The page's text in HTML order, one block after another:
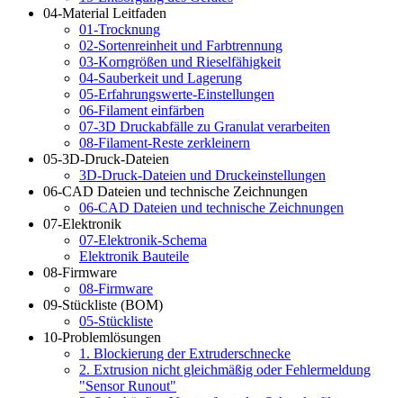
04-Material Leitfaden
01-Trocknung
02-Sortenreinheit und Farbtrennung
03-Korngrößen und Rieselfähigkeit
04-Sauberkeit und Lagerung
05-Erfahrungswerte-Einstellungen
06-Filament einfärben
07-3D Druckabfälle zu Granulat verarbeiten
08-Filament-Reste zerkleinern
05-3D-Druck-Dateien
3D-Druck-Dateien und Druckeinstellungen
06-CAD Dateien und technische Zeichnungen
06-CAD Dateien und technische Zeichnungen
07-Elektronik
07-Elektronik-Schema
Elektronik Bauteile
08-Firmware
08-Firmware
09-Stückliste (BOM)
05-Stückliste
10-Problemlösungen
1. Blockierung der Extruderschnecke
2. Extrusion nicht gleichmäßig oder Fehlermeldung
"Sensor Runout"